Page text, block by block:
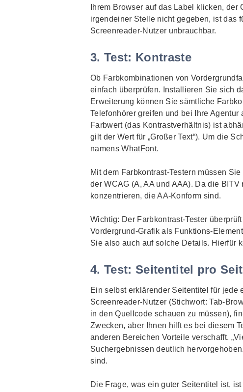
Ihrem Browser auf das Label
klicken, der
irgendeiner Stelle nicht gegeben, ist das
Screenreader-Nutzer unbrauchbar.
3. Test: Kontraste
Ob Farbkombinationen von
einfach überprüfen. Installieren Sie sich
Erweiterung können Sie sämtliche
Telefonhörer greifen und bei Ihre
Farbwert (das Kontrastverhältnis) ist
gilt der Wert für „Großer Text“). Um die
namensWhatFont.
Mit dem Farbkontrast-Testern müssen
der WCAG (A, AA und AAA). Da die
konzentrieren, die AA-Konform sind.
Wichtig: Der Farbkontrast-Tester
Vordergrund-Grafik als Funktions-
Sie also auch auf solche Details. Hierfür
4. Test: Seitentitel pro
Ein selbst erklärender Seitentitel für jede
Screenreader-Nutzer (Stichwort:
in den Quellcode schauen zu müssen),
Zwecken, aber Ihnen hilft es bei diesem
anderen Bereichen Vorteile verschafft.
Suchergebnissen deutlich
sind.
Die Frage, was ein guter Seitentitel ist,